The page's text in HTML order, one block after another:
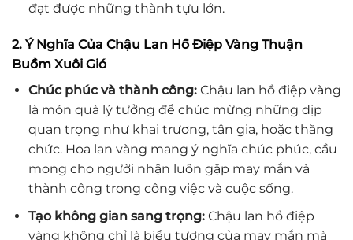
đạt được những thành tựu lớn.
2. Ý Nghĩa Của Chậu Lan Hồ Điệp Vàng Thuận
Buồm Xuôi Gió
Chúc phúc và thành công:Chậu lan hồ điệp vàng
là món quà lý tưởng để chúc mừng những dịp
quan trọng như khai trương, tân gia, hoặc thăng
chức. Hoa lan vàng mang ý nghĩa chúc phúc, cầu
mong cho người nhận luôn gặp may mắn và
thành công trong công việc và cuộc sống.
Tạo không gian sang trọng:Chậu lan hồ điệp
vàng không chỉ là biểu tượng của may mắn mà